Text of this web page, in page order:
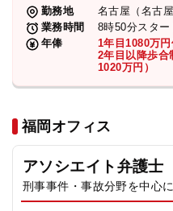
勤務地
名古屋（名古屋
業務時間
8時50分スター
年俸
1年目1080万
2年目以降歩合
1020万円）
福岡オフィス
アソシエイト弁護士
刑事事件・事故分野を中心